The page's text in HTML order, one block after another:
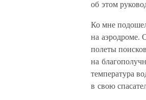
об этом
Ко мне
на аэродроме.
полеты
на
температура
в свою